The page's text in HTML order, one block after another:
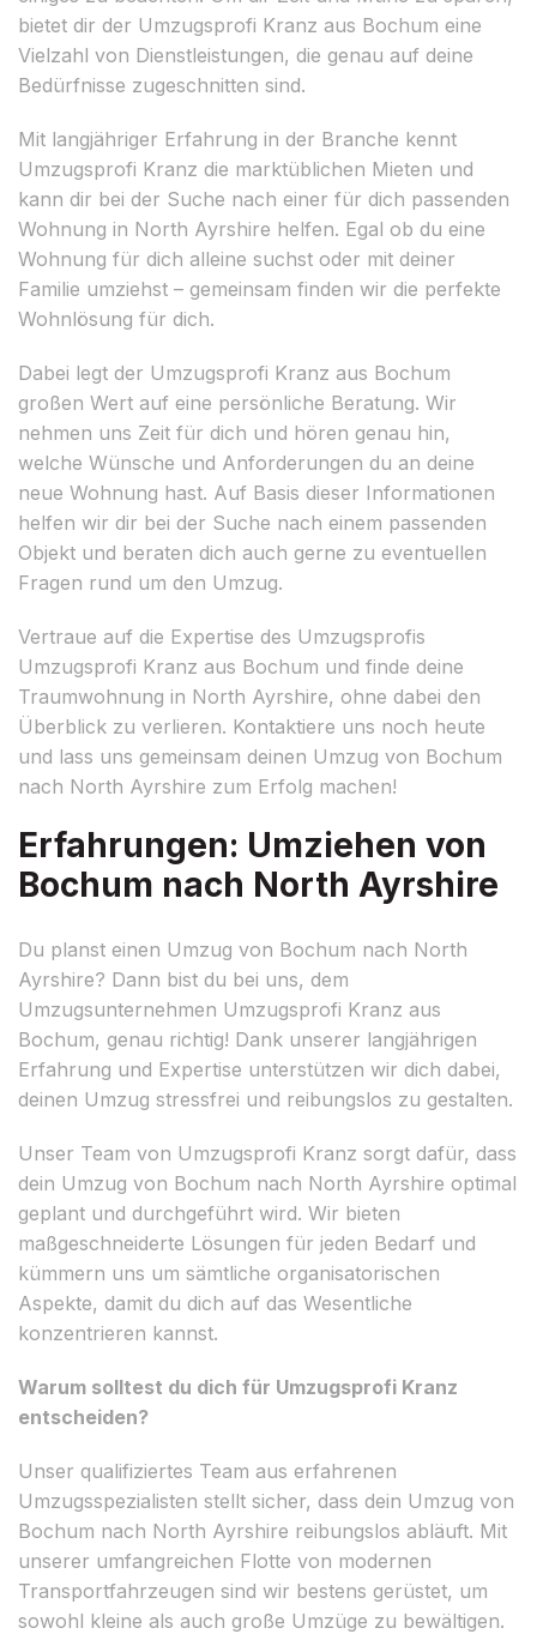
bietet dir der Umzugsprofi Kranz aus Bochum eine
Vielzahl von Dienstleistungen, die genau auf deine
Bedürfnisse zugeschnitten sind.
Mit langjähriger Erfahrung in der Branche kennt
Umzugsprofi Kranz die marktüblichen Mieten und
kann dir bei der Suche nach einer für dich passenden
Wohnung in North Ayrshire helfen. Egal ob du eine
Wohnung für dich alleine suchst oder mit deiner
Familie umziehst – gemeinsam finden wir die perfekte
Wohnlösung für dich.
Dabei legt der Umzugsprofi Kranz aus Bochum
großen Wert auf eine persönliche Beratung. Wir
nehmen uns Zeit für dich und hören genau hin,
welche Wünsche und Anforderungen du an deine
neue Wohnung hast. Auf Basis dieser Informationen
helfen wir dir bei der Suche nach einem passenden
Objekt und beraten dich auch gerne zu eventuellen
Fragen rund um den Umzug.
Vertraue auf die Expertise des Umzugsprofis
Umzugsprofi Kranz aus Bochum und finde deine
Traumwohnung in North Ayrshire, ohne dabei den
Überblick zu verlieren. Kontaktiere uns noch heute
und lass uns gemeinsam deinen Umzug von Bochum
nach North Ayrshire zum Erfolg machen!
Erfahrungen: Umziehen von
Bochum nach North Ayrshire
Du planst einen Umzug von Bochum nach North
Ayrshire? Dann bist du bei uns, dem
Umzugsunternehmen Umzugsprofi Kranz aus
Bochum, genau richtig! Dank unserer langjährigen
Erfahrung und Expertise unterstützen wir dich dabei,
deinen Umzug stressfrei und reibungslos zu gestalten.
Unser Team von Umzugsprofi Kranz sorgt dafür, dass
dein Umzug von Bochum nach North Ayrshire optimal
geplant und durchgeführt wird. Wir bieten
maßgeschneiderte Lösungen für jeden Bedarf und
kümmern uns um sämtliche organisatorischen
Aspekte, damit du dich auf das Wesentliche
konzentrieren kannst.
Warum solltest du dich für Umzugsprofi Kranz
entscheiden?
Unser qualifiziertes Team aus erfahrenen
Umzugsspezialisten stellt sicher, dass dein Umzug von
Bochum nach North Ayrshire reibungslos abläuft. Mit
unserer umfangreichen Flotte von modernen
Transportfahrzeugen sind wir bestens gerüstet, um
sowohl kleine als auch große Umzüge zu bewältigen.